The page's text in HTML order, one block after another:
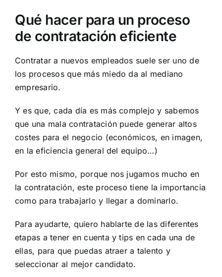
Qué hacer para un proceso
de contratación eficiente
Contratar a nuevos empleados suele ser uno de
los procesos que más miedo da al mediano
empresario.
Y es que, cada día es más complejo y sabemos
que una mala contratación puede generar altos
costes para el negocio (económicos, en imagen,
en la eficiencia general del equipo…)
Por esto mismo, porque nos jugamos mucho en
la contratación, este proceso tiene la importancia
como para trabajarlo y llegar a dominarlo.
Para ayudarte, quiero hablarte de las diferentes
etapas a tener en cuenta y tips en cada una de
ellas, para que puedas atraer a talento y
seleccionar al mejor candidato.